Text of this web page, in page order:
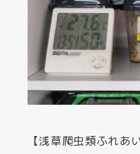
【浅草爬虫類ふれ